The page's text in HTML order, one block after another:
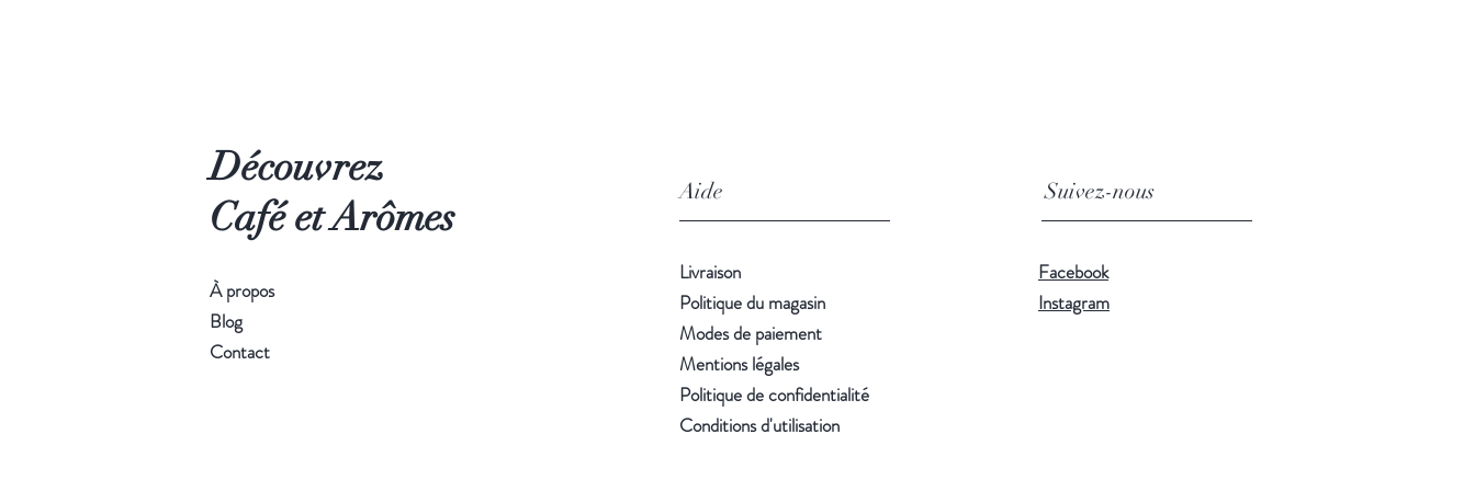
Découvrez
Café et Arômes
À propos
Blog
Contact
Aide
Livraison
Politique du magasin
Modes de paiement
Mentions légales
Politique de confidentialité
Conditions d'utilisation
Suivez-nous
Facebook
Instagram